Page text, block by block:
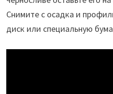
Снимите с осадка и
диск или специальную